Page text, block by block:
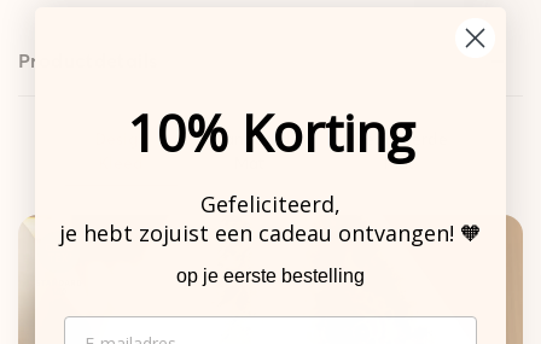
De sterke basis.
Productdetails
Standaard
Gepolsterde
Mat
10% Korting
Gefeliciteerd,
je hebt zojuist een cadeau ontvangen! 🧡
op je eerste bestelling
EMAIL